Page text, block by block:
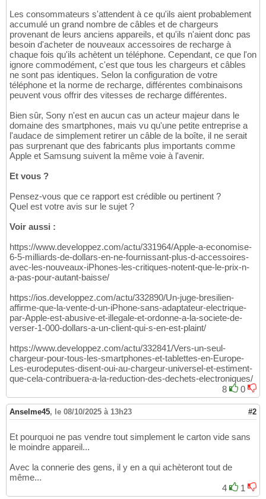
Les consommateurs s'attendent à ce qu'ils aient probablement
accumulé un grand nombre de câbles et de chargeurs
provenant de leurs anciens appareils, et qu'ils n'aient donc pas
besoin d'acheter de nouveaux accessoires de recharge à
chaque fois qu'ils achètent un téléphone. Cependant, ce que l'on
ignore commodément, c'est que tous les chargeurs et câbles
ne sont pas identiques. Selon la configuration de votre
téléphone et la norme de recharge, différentes combinaisons
peuvent vous offrir des vitesses de recharge différentes.
Bien sûr, Sony n'est en aucun cas un acteur majeur dans le
domaine des smartphones, mais vu qu'une petite entreprise a
l'audace de simplement retirer un câble de la boîte, il ne serait
pas surprenant que des fabricants plus importants comme
Apple et Samsung suivent la même voie à l'avenir.
Et vous ?
Pensez-vous que ce rapport est crédible ou pertinent ?
Quel est votre avis sur le sujet ?
Voir aussi :
https://www.developpez.com/actu/331964/Apple-a-economise-
6-5-milliards-de-dollars-en-ne-fournissant-plus-d-accessoires-
avec-les-nouveaux-iPhones-les-critiques-notent-que-le-prix-n-
a-pas-pour-autant-baisse/
https://ios.developpez.com/actu/332890/Un-juge-bresilien-
affirme-que-la-vente-d-un-iPhone-sans-adaptateur-electrique-
par-Apple-est-abusive-et-illegale-et-ordonne-a-la-societe-de-
verser-1-000-dollars-a-un-client-qui-s-en-est-plaint/
https://www.developpez.com/actu/332841/Vers-un-seul-
chargeur-pour-tous-les-smartphones-et-tablettes-en-Europe-
Les-eurodeputes-disent-oui-au-chargeur-universel-et-estiment-
que-cela-contribuera-a-la-reduction-des-dechets-electroniques/
8
0
Anselme45, le 08/10/2025 à 13h23 #2
Et pourquoi ne pas vendre tout simplement le carton vide sans
le moindre appareil...
Avec la connerie des gens, il y en a qui achèteront tout de
même...
4
1